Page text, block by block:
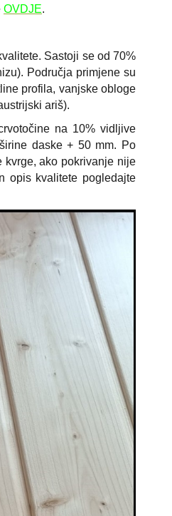
OVDJE.
Sastoji se od 70%
Područja primjene su
profila, vanjske obloge
ariš).
na 10% vidljive
daske + 50 mm. Po
kvrge, ako pokrivanje nije
opis kvalitete pogledajte
prema kojem ćete birati vrstu
ograde onda je drvo pravi